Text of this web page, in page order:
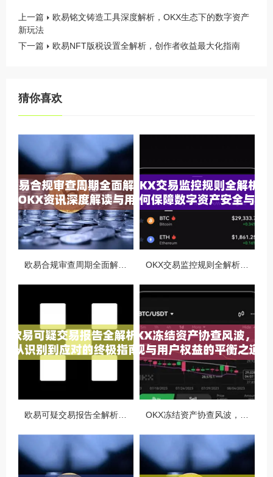
上一篇
欧易铭文铸造工具深度解析，OKX生态下的数字资产
新玩法
下一篇
欧易NFT版税设置全解析，创作者收益最大化指南
猜你喜欢